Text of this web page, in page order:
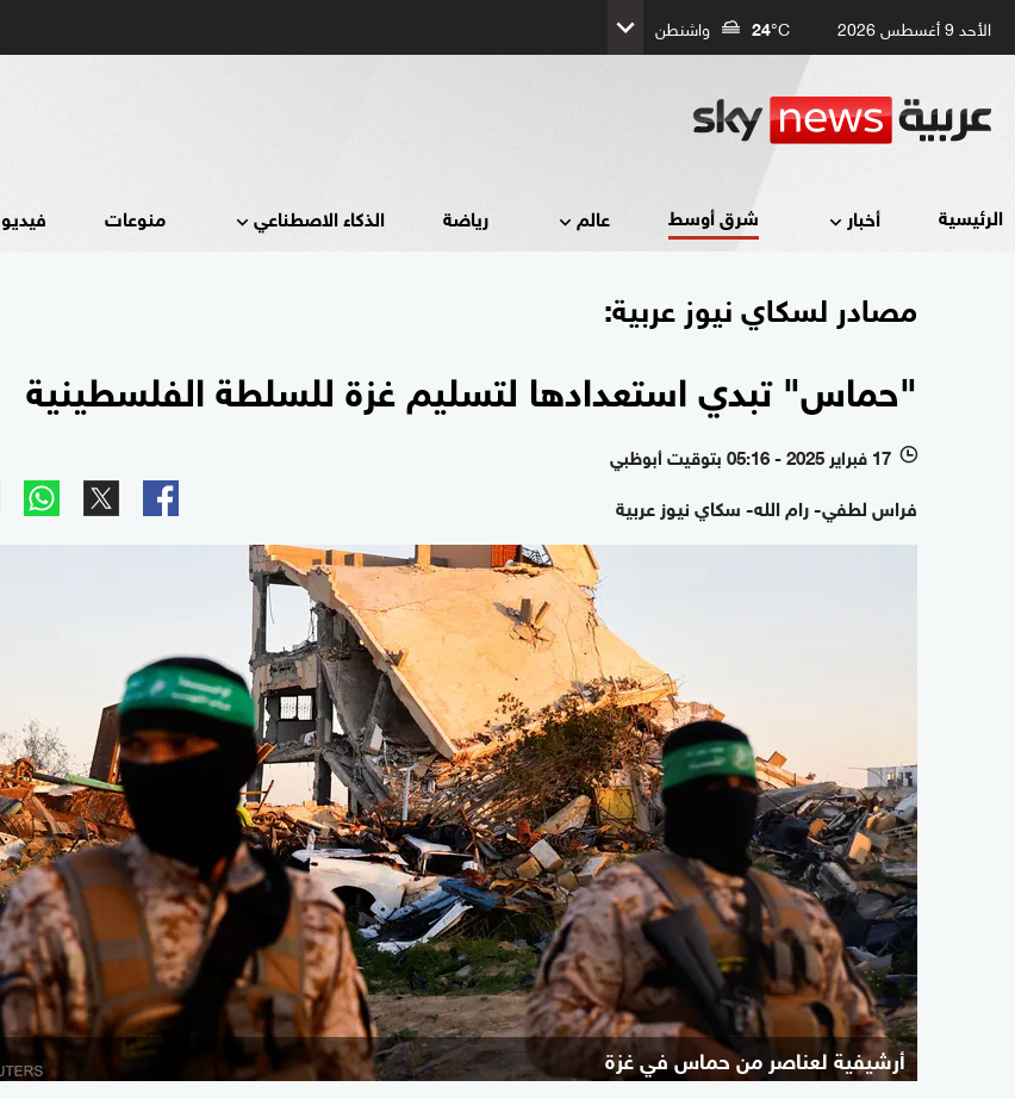
الأحد 9 أغسطس 2026 24°C واشنطن
الرئيسية أخبار شرق أوسط عالم رياضة الذكاء الاصطناعي منوعات فيديو
مصادر لسكاي نيوز عربية:
"حماس" تبدي استعدادها لتسليم غزة للسلطة الفلسطينية
l 17 فبراير 2025 - 05:16 بتوقيت أبوظبي
فراس لطفي- رام الله- سكاي نيوز عربية
أرشيفية لعناصر من حماس في غزة